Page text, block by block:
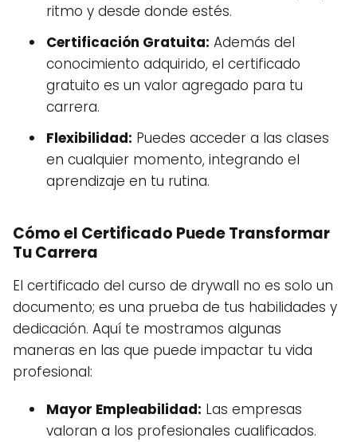
ritmo y desde donde estés.
Certificación Gratuita: Además del
conocimiento adquirido, el certificado
gratuito es un valor agregado para tu
carrera.
Flexibilidad: Puedes acceder a las clases
en cualquier momento, integrando el
aprendizaje en tu rutina.
Cómo el Certificado Puede Transformar
Tu Carrera
El certificado del curso de drywall no es solo un
documento; es una prueba de tus habilidades y
dedicación. Aquí te mostramos algunas
maneras en las que puede impactar tu vida
profesional:
Mayor Empleabilidad: Las empresas
valoran a los profesionales cualificados.